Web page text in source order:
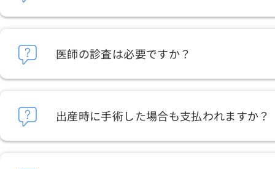
医師の診査は必要ですか？
出産時に手術した場合も支払われますか？